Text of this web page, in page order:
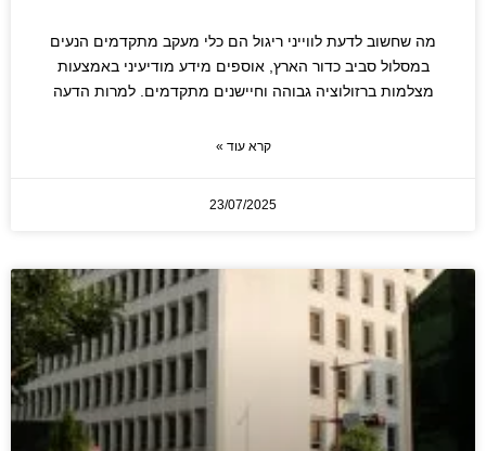
מה שחשוב לדעת לווייני ריגול הם כלי מעקב מתקדמים הנעים
במסלול סביב כדור הארץ, אוספים מידע מודיעיני באמצעות
מצלמות ברזולוציה גבוהה וחיישנים מתקדמים. למרות הדעה
קרא עוד »
23/07/2025